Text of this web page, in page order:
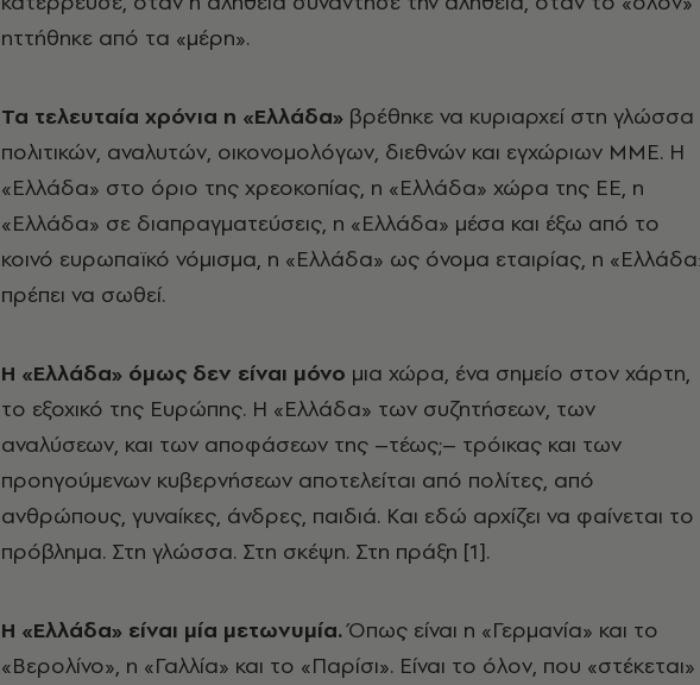
ηττήθηκε από τα «μέρη».
Τα τελευταία χρόνια η «Ελλάδα» βρέθηκε να κυριαρχεί στη γλώσσα
πολιτικών, αναλυτών, οικονομολόγων, διεθνών και εγχώριων ΜΜΕ. Η
«Ελλάδα» στο όριο της χρεοκοπίας, η «Ελλάδα» χώρα της ΕΕ, η
«Ελλάδα» σε διαπραγματεύσεις, η «Ελλάδα» μέσα και έξω από το
κοινό ευρωπαϊκό νόμισμα, η «Ελλάδα» ως όνομα εταιρίας, η
πρέπει να σωθεί.
Η «Ελλάδα» όμως δεν είναι μόνο μια χώρα, ένα σημείο στον χάρτη,
το εξοχικό της Ευρώπης. Η «Ελλάδα» των συζητήσεων, των
αναλύσεων, και των αποφάσεων της –τέως;– τρόικας και των
προηγούμενων κυβερνήσεων αποτελείται από πολίτες, από
ανθρώπους, γυναίκες, άνδρες, παιδιά. Και εδώ αρχίζει να φαίνεται το
πρόβλημα. Στη γλώσσα. Στη σκέψη. Στη πράξη [1].
Η «Ελλάδα» είναι μία μετωνυμία.Όπως είναι η «Γερμανία» και το
«Βερολίνο», η «Γαλλία» και το «Παρίσι». Είναι το όλον, που «στέκεται»